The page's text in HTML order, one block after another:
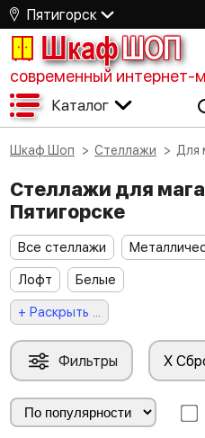
Пятигорск
ШкафШОП
современный интернет-
Каталог
Шкаф Шоп Стеллажи
Стеллажи для магазина торговые в
Пятигорске
Все стеллажи
Лофт
Белые
+ Раскрыть ...
Фильтры X